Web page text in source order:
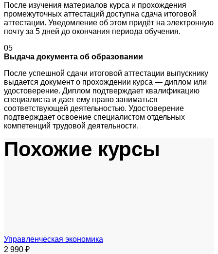
После изучения материалов курса и прохождения
промежуточных аттестаций доступна сдача итоговой
аттестации. Уведомление об этом придёт на электронную
почту за 5 дней до окончания периода обучения.
05
Выдача документа об образовании
После успешной сдачи итоговой аттестации выпускнику
выдается документ о прохождении курса — диплом или
удостоверение. Диплом подтверждает квалификацию
специалиста и дает ему право заниматься
соответствующей деятельностью. Удостоверение
подтверждает освоение специалистом отдельных
компетенций трудовой деятельности.
Похожие курсы
Управленческая экономика
2 990 ₽